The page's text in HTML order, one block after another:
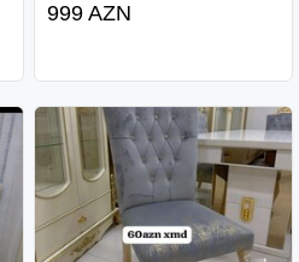
999 AZN